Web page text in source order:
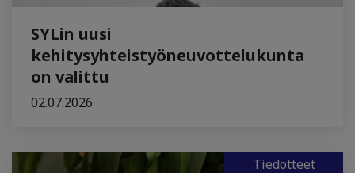
SYLin uusi
kehitysyhteistyöneuvottelukunta
on valittu
02.07.2026
Tiedotteet